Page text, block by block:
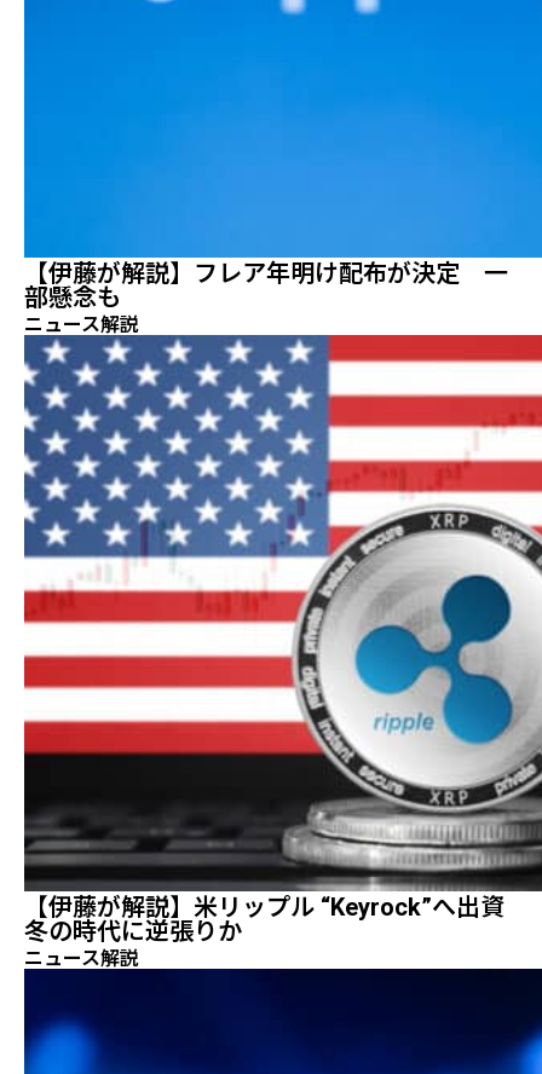
【伊藤が解説】フレア年明け配布が決定 一
部懸念も
ニュース解説
【伊藤が解説】米リップル “Keyrock”へ出資
冬の時代に逆張りか
ニュース解説